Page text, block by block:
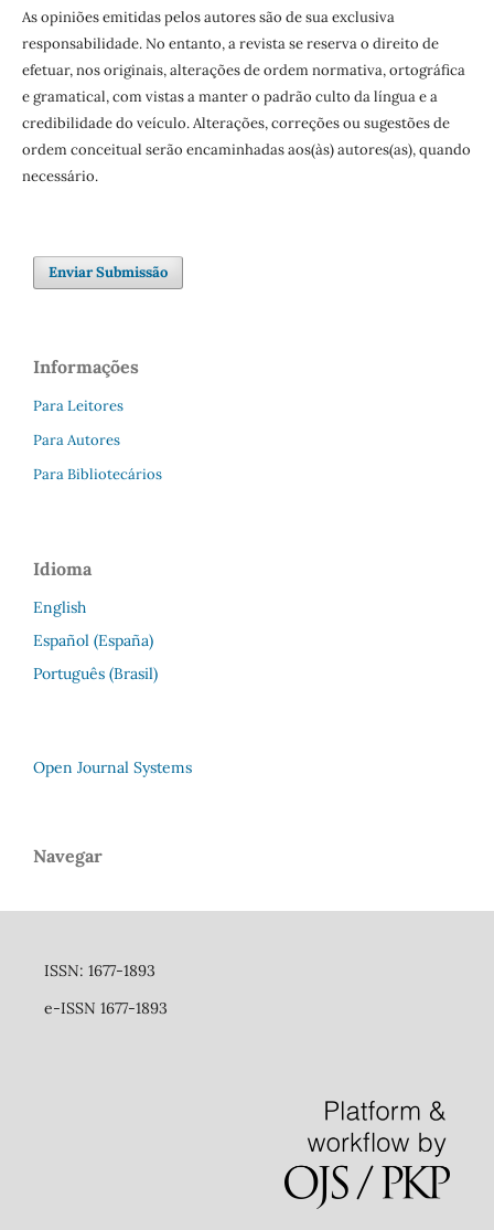
As opiniões emitidas pelos autores são de sua exclusiva
responsabilidade. No entanto, a revista se reserva o direito de
efetuar, nos originais, alterações de ordem normativa, ortográfica
e gramatical, com vistas a manter o padrão culto da língua e a
credibilidade do veículo. Alterações, correções ou sugestões de
ordem conceitual serão encaminhadas aos(às) autores(as), quando
necessário.
Enviar Submissão
Informações
Para Leitores
Para Autores
Para Bibliotecários
Idioma
English
Español (España)
Português (Brasil)
Open Journal Systems
Navegar
ISSN: 1677-1893
e-ISSN 1677-1893